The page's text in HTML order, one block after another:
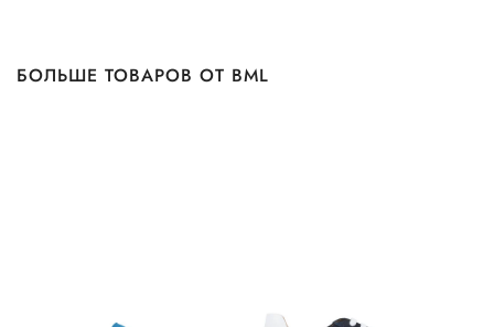
БОЛЬШЕ ТОВАРОВ ОТ BML